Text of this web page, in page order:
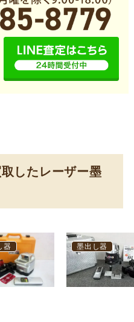
したレーザー墨
器 墨出し器